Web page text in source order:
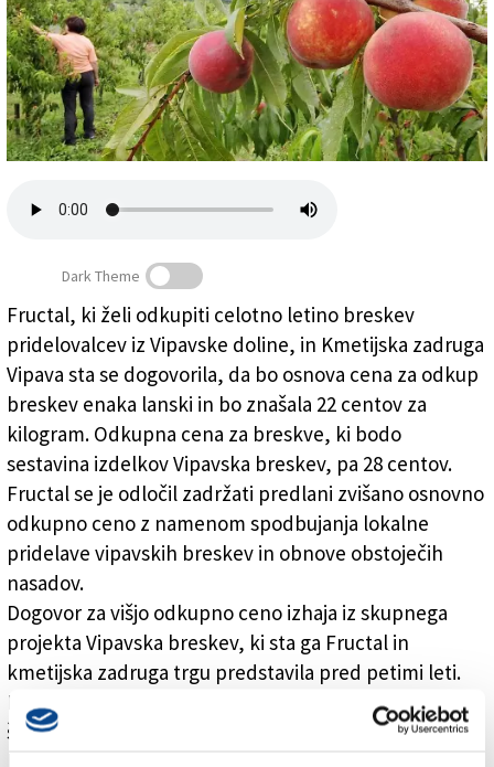
Uredništvo
Oglasi
Založnik
Kilogram breskev za 28 centov
Dark Theme
Fructal, ki želi odkupiti celotno letino breskev
pridelovalcev iz Vipavske doline, in Kmetijska zadruga
Vipava sta se dogovorila, da bo osnova cena za odkup
breskev enaka lanski in bo znašala 22 centov za
kilogram. Odkupna cena za breskve, ki bodo
sestavina izdelkov Vipavska breskev, pa 28 centov.
Fructal se je odločil zadržati predlani zvišano osnovno
odkupno ceno z namenom spodbujanja lokalne
pridelave vipavskih breskev in obnove obstoječih
nasadov.
Dogovor za višjo odkupno ceno izhaja iz skupnega
projekta Vipavska breskev, ki sta ga Fructal in
kmetijska zadruga trgu predstavila pred petimi leti.
Blagovna znamka Vipavska breskev trenutno obsega
šest izdelkov, z nakupom katerih potrošniki podprejo